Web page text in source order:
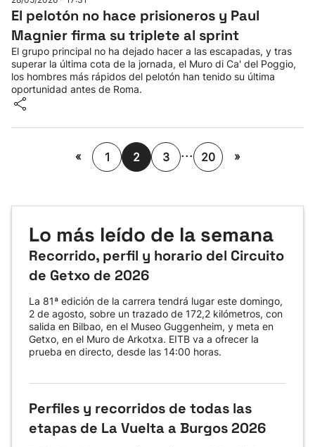
El pelotón no hace prisioneros y Paul
Magnier firma su triplete al sprint
El grupo principal no ha dejado hacer a las escapadas, y tras
superar la última cota de la jornada, el Muro di Ca' del Poggio,
los hombres más rápidos del pelotón han tenido su última
oportunidad antes de Roma.
« 1 2 3 ... 20 »
Lo más leído de la semana
Recorrido, perfil y horario del Circuito
de Getxo de 2026
La 81ª edición de la carrera tendrá lugar este domingo,
2 de agosto, sobre un trazado de 172,2 kilómetros, con
salida en Bilbao, en el Museo Guggenheim, y meta en
Getxo, en el Muro de Arkotxa. EITB va a ofrecer la
prueba en directo, desde las 14:00 horas.
Perfiles y recorridos de todas las
etapas de La Vuelta a Burgos 2026